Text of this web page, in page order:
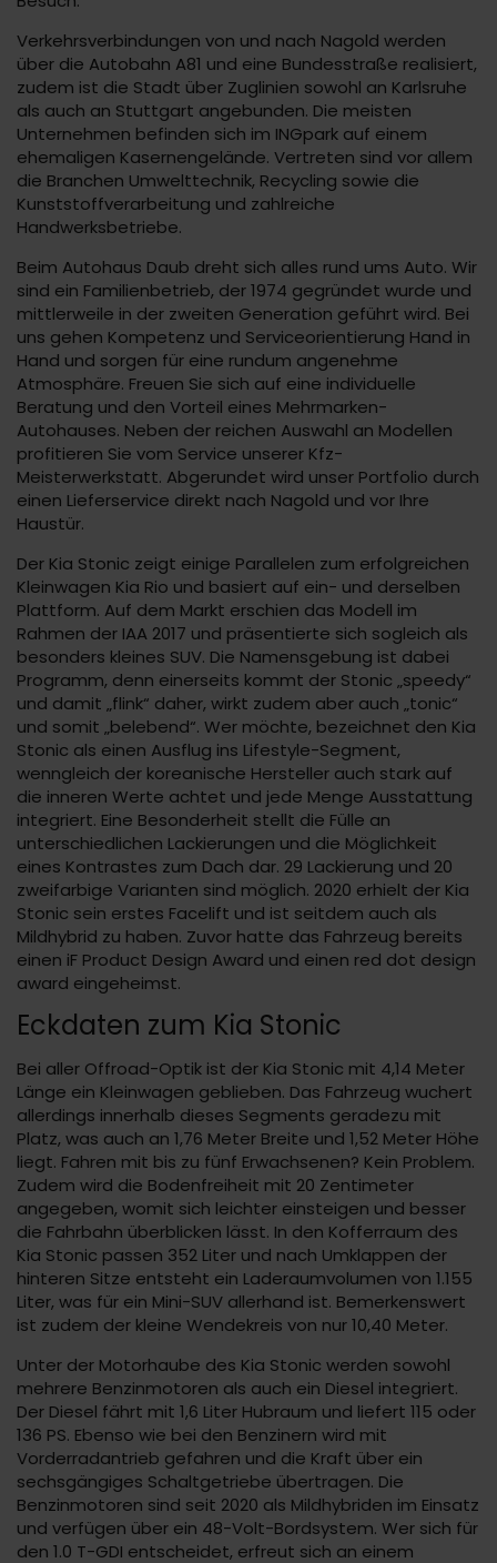
Verkehrsverbindungen von und nach Nagold werden
über die Autobahn A81 und eine Bundesstraße realisiert,
zudem ist die Stadt über Zuglinien sowohl an Karlsruhe
als auch an Stuttgart angebunden. Die meisten
Unternehmen befinden sich im INGpark auf einem
ehemaligen Kasernengelände. Vertreten sind vor allem
die Branchen Umwelttechnik, Recycling sowie die
Kunststoffverarbeitung und zahlreiche
Handwerksbetriebe.
Beim Autohaus Daub dreht sich alles rund ums Auto. Wir
sind ein Familienbetrieb, der 1974 gegründet wurde und
mittlerweile in der zweiten Generation geführt wird. Bei
uns gehen Kompetenz und Serviceorientierung Hand in
Hand und sorgen für eine rundum angenehme
Atmosphäre. Freuen Sie sich auf eine individuelle
Beratung und den Vorteil eines Mehrmarken-
Autohauses. Neben der reichen Auswahl an Modellen
profitieren Sie vom Service unserer Kfz-
Meisterwerkstatt. Abgerundet wird unser Portfolio durch
einen Lieferservice direkt nach Nagold und vor Ihre
Haustür.
Der Kia Stonic zeigt einige Parallelen zum erfolgreichen
Kleinwagen Kia Rio und basiert auf ein- und derselben
Plattform. Auf dem Markt erschien das Modell im
Rahmen der IAA 2017 und präsentierte sich sogleich als
besonders kleines SUV. Die Namensgebung ist dabei
Programm, denn einerseits kommt der Stonic „speedy“
und damit „flink“ daher, wirkt zudem aber auch „tonic“
und somit „belebend“. Wer möchte, bezeichnet den Kia
Stonic als einen Ausflug ins Lifestyle-Segment,
wenngleich der koreanische Hersteller auch stark auf
die inneren Werte achtet und jede Menge Ausstattung
integriert. Eine Besonderheit stellt die Fülle an
unterschiedlichen Lackierungen und die Möglichkeit
eines Kontrastes zum Dach dar. 29 Lackierung und 20
zweifarbige Varianten sind möglich. 2020 erhielt der Kia
Stonic sein erstes Facelift und ist seitdem auch als
Mildhybrid zu haben. Zuvor hatte das Fahrzeug bereits
einen iF Product Design Award und einen red dot design
award eingeheimst.
Eckdaten zum Kia Stonic
Bei aller Offroad-Optik ist der Kia Stonic mit 4,14 Meter
Länge ein Kleinwagen geblieben. Das Fahrzeug wuchert
allerdings innerhalb dieses Segments geradezu mit
Platz, was auch an 1,76 Meter Breite und 1,52 Meter Höhe
liegt. Fahren mit bis zu fünf Erwachsenen? Kein Problem.
Zudem wird die Bodenfreiheit mit 20 Zentimeter
angegeben, womit sich leichter einsteigen und besser
die Fahrbahn überblicken lässt. In den Kofferraum des
Kia Stonic passen 352 Liter und nach Umklappen der
hinteren Sitze entsteht ein Laderaumvolumen von 1.155
Liter, was für ein Mini-SUV allerhand ist. Bemerkenswert
ist zudem der kleine Wendekreis von nur 10,40 Meter.
Unter der Motorhaube des Kia Stonic werden sowohl
mehrere Benzinmotoren als auch ein Diesel integriert.
Der Diesel fährt mit 1,6 Liter Hubraum und liefert 115 oder
136 PS. Ebenso wie bei den Benzinern wird mit
Vorderradantrieb gefahren und die Kraft über ein
sechsgängiges Schaltgetriebe übertragen. Die
Benzinmotoren sind seit 2020 als Mildhybriden im Einsatz
und verfügen über ein 48-Volt-Bordsystem. Wer sich für
den 1.0 T-GDI entscheidet, erfreut sich an einem